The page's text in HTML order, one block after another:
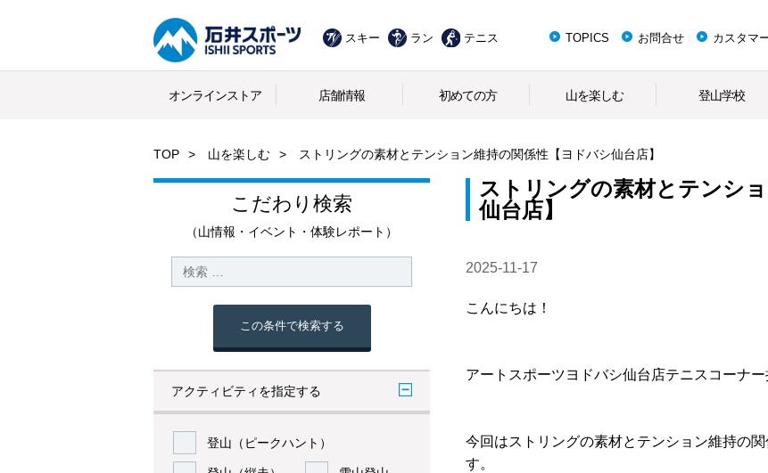
スキー ラン テニス TOPICS お問合せ カスタマ
オンラインストア 店舗情報 初めての方 山を楽しむ 登山学校
TOP 山を楽しむ ストリングの素材とテンション維持の関係性【ヨドバシ仙台店】
こだわり検索
（山情報・イベント・体験レポート）
この条件で検索する
アクティビティを指定する
登山（ピークハント）
ストリングの素材とテンシ
仙台店】
2025-11-17
こんにちは！
アートスポーツヨドバシ仙台店テニスコーナー
今回はストリングの素材とテンション維持の
す。